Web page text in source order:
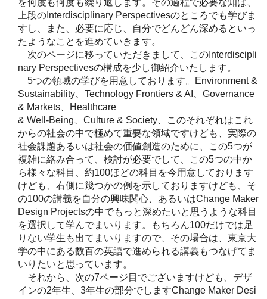
上段のInterdisciplinary Perspectivesのところでも学びま
すし、また、必要に応じ、自分でどんどん深めるといっ
たようなことを進めていきます。
次のページに移っていただきまして、このInterdiscipli
nary Perspectivesの構成を少し御紹介いたします。
5つの領域の学びを用意しております。Environment &
Sustainability、Technology Frontiers & AI、Governance
& Markets、Healthcare
& Well-Being、Culture & Society、このそれぞれはこれ
からの社会の中で極めて重要な領域ですけども、実際の
社会課題あるいは社会の価値創造のために、この5つが
複雑に絡み合って、検討が必要でして、この5つの中か
ら様々な科目、約100ほどの科目を今用意しております
けども、右側に幾つかの例を示しておりますけども、そ
の100の講義を自分の興味関心、あるいはChange Maker
Design Projectsの中でもっと深めたいと思うような科目
を選択して学んでまいります。もちろん100だけでは足
りない学生も出てまいりますので、その場合は、東京大
学の中にある数百の英語で進められる講義もつなげてま
いりたいと思っています。
それから、次の7ページ目でございますけども、デザ
インの2年生、3年生の部分でしますChange Maker Desi